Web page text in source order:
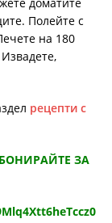
Полейте с
на 180
рецепти с
ЗА